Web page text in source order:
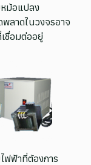
ม้อแปลง
ลาดในวงจรอาจ
ชื่อมต่ออยู่
ฟฟ้าที่ต้องการ